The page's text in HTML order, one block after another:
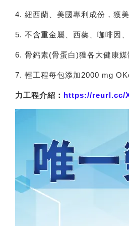
4. 紐西蘭、美國專利成份，獲
5. 不含重金屬、西藥、咖啡因
6. 骨鈣素(骨蛋白)獲各大健康
7. 輕工程每包添加2000 mg
力工程介紹： https://reurl.cc/